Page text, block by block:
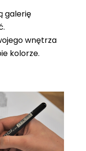
galerię
wnętrza
kolorze.